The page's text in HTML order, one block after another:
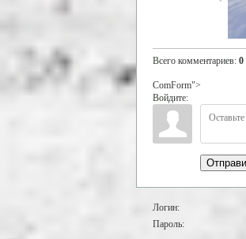
Всего комментариев: 0
ComForm">
Войдите:
Логин:
Пароль: